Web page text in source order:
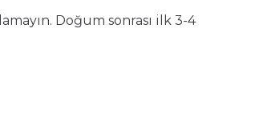
Doğum sonrası ilk 3-4